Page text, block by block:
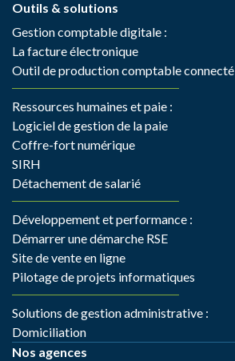
Outils & solutions
Gestion comptable digitale :
La facture électronique
Outil de production comptable connecté
Ressources humaines et paie :
Logiciel de gestion de la paie
Coffre-fort numérique
SIRH
Détachement de salarié
Développement et performance :
Démarrer une démarche RSE
Site de vente en ligne
Pilotage de projets informatiques
Solutions de gestion administrative :
Domiciliation
Nos agences